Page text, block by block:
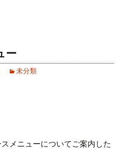
ー
未分類
メニューについてご案内した